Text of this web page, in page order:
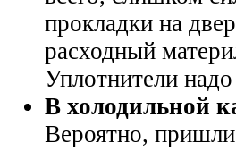
прокладки на
расходный
Уплотнители
В холодильной
Вероятно, пришли